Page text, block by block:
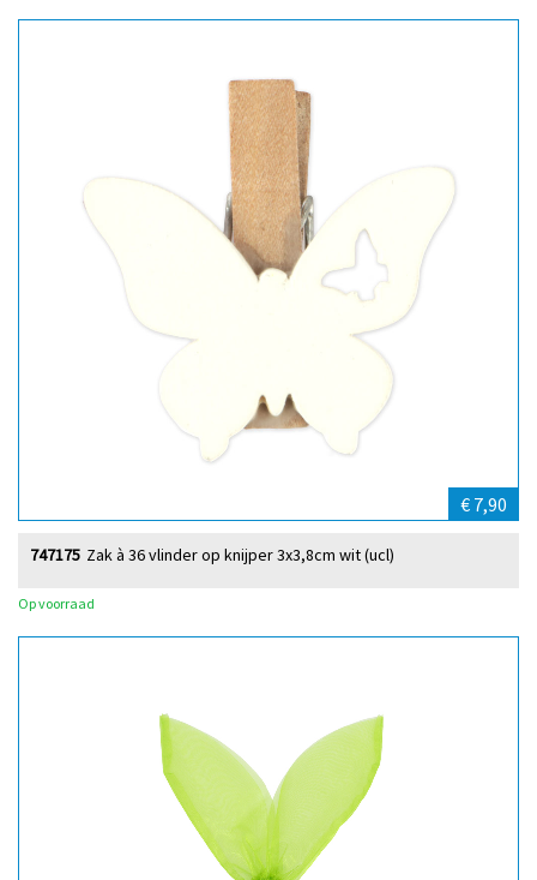
€ 7,90
Zak à 36 vlinder op knijper 3x3,8cm wit (ucl)
747175
Op voorraad